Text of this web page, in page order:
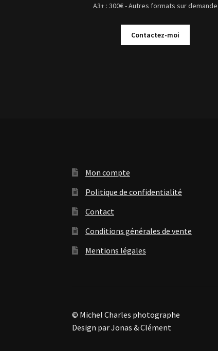
A3+ : 300€ - Autres formats sur demande
Contactez-moi
Mon compte
Politique de confidentialité
Contact
Conditions générales de vente
Mentions légales
© Michel Charles photographe
Design par Jonas & Clément